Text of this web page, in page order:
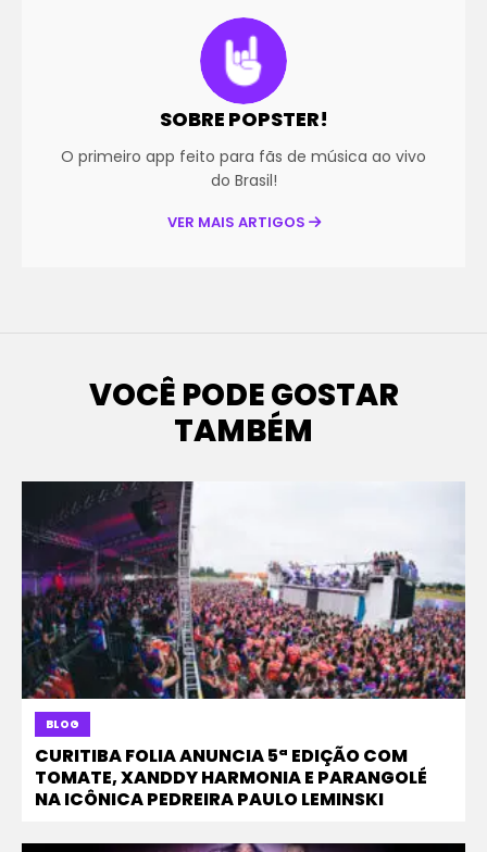
SOBRE POPSTER!
O primeiro app feito para fãs de música ao vivo
do Brasil!
VER MAIS ARTIGOS
VOCÊ PODE GOSTAR
TAMBÉM
BLOG
CURITIBA FOLIA ANUNCIA 5ª EDIÇÃO COM
TOMATE, XANDDY HARMONIA E PARANGOLÉ
NA ICÔNICA PEDREIRA PAULO LEMINSKI